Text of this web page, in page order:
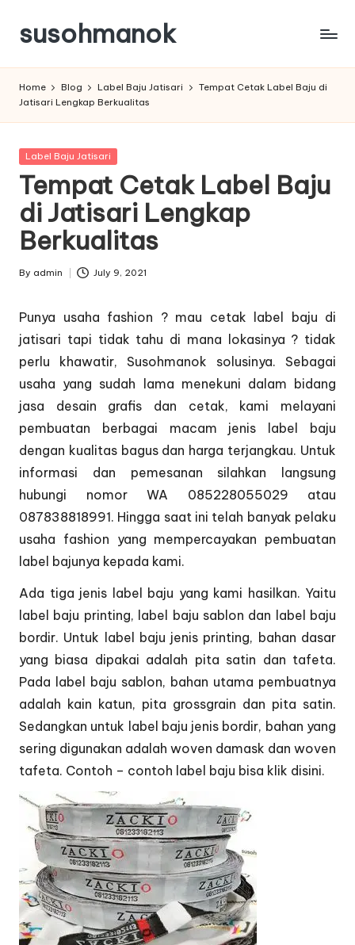
Skip
content
susohmanok
Home Blog Label Baju Jatisari
Tempat Cetak Label Baju di
Jatisari Lengkap Berkualitas
Posted
Label Baju Jatisari
Tempat Cetak Label Baju
di Jatisari Lengkap
Berkualitas
Posted
By admin July 9, 2021
Punya usaha fashion ? mau cetak label baju di
jatisari tapi tidak tahu di mana lokasinya ? tidak
perlu khawatir, Susohmanok solusinya. Sebagai
usaha yang sudah lama menekuni dalam bidang
jasa desain grafis dan cetak, kami melayani
pembuatan berbagai macam jenis label baju
dengan kualitas bagus dan harga terjangkau. Untuk
informasi dan pemesanan silahkan langsung
hubungi nomor WA 085228055029 atau
087838818991. Hingga saat ini telah banyak pelaku
usaha fashion yang mempercayakan pembuatan
label bajunya kepada kami.
Ada tiga jenis label baju yang kami hasilkan. Yaitu
label baju printing, label baju sablon dan label baju
bordir. Untuk label baju jenis printing, bahan dasar
yang biasa dipakai adalah pita satin dan tafeta.
Pada label baju sablon, bahan utama pembuatnya
adalah kain katun, pita grossgrain dan pita satin.
Sedangkan untuk label baju jenis bordir, bahan yang
sering digunakan adalah woven damask dan woven
tafeta. Contoh – contoh label baju bisa klik disini.